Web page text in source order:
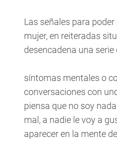
Las señales para
mujer, en reiteradas
desencadena una
síntomas mentales o
conversaciones con
piensa que no soy nada
mal, a nadie le voy a
aparecer en la mente